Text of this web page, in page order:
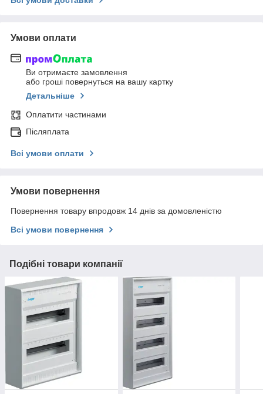
Умови оплати
Ви отримаєте замовлення
або гроші повернуться на вашу картку
Детальніше
Оплатити частинами
Післяплата
Всі умови оплати
Умови повернення
Повернення товару впродовж 14 днів за домовленістю
Всі умови повернення
Подібні товари компанії